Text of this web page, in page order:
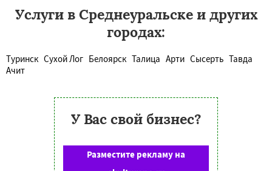
Услуги в Среднеуральске и других
городах:
Туринск Сухой Лог Белоярск Талица Арти Сысерть Тавда
Ачит
У Вас свой бизнес?
Разместите рекламу на